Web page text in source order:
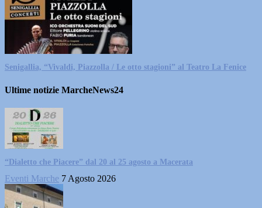
Senigallia, “Vivaldi, Piazzolla / Le otto stagioni” al Teatro La Fenice
Ultime notizie MarcheNews24
“Dialetto che Piacere” dal 20 al 25 agosto a Macerata
Eventi Marche 7 Agosto 2026